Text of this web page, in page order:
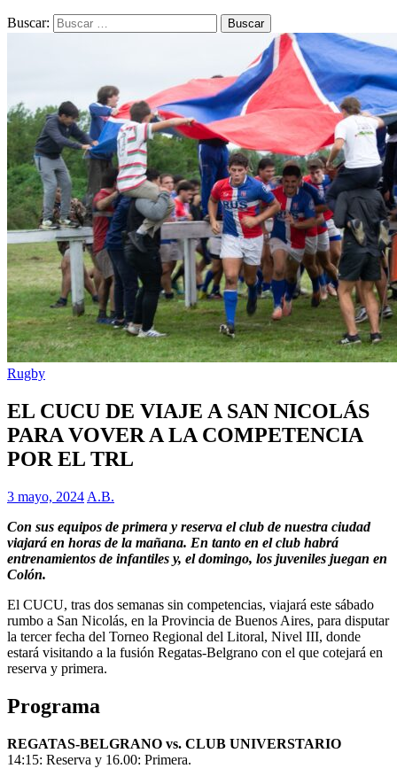
Buscar:
Rugby
EL CUCU DE VIAJE A SAN NICOLÁS
PARA VOVER A LA COMPETENCIA
POR EL TRL
3 mayo, 2024 A.B.
Con sus equipos de primera y reserva el club de nuestra ciudad
viajará en horas de la mañana. En tanto en el club habrá
entrenamientos de infantiles y, el domingo, los juveniles juegan en
Colón.
El CUCU, tras dos semanas sin competencias, viajará este sábado
rumbo a San Nicolás, en la Provincia de Buenos Aires, para disputar
la tercer fecha del Torneo Regional del Litoral, Nivel III, donde
estará visitando a la fusión Regatas-Belgrano con el que cotejará en
reserva y primera.
Programa
REGATAS-BELGRANO vs. CLUB UNIVERSTARIO
14:15: Reserva y 16.00: Primera.